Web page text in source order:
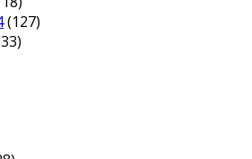
(127)